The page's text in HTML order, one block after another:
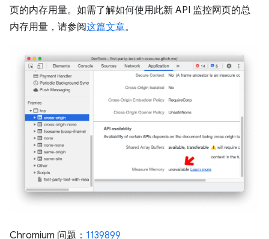
页的内存用量。如需了解如何使用此新 API 监控网页的总
内存用量，请参阅这篇文章。
Chromium 问题： 1139899